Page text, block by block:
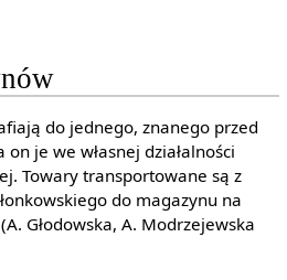
do jednego, znanego przed
je we własnej działalności
Towary transportowane są z
do magazynu na
Głodowska, A. Modrzejewska